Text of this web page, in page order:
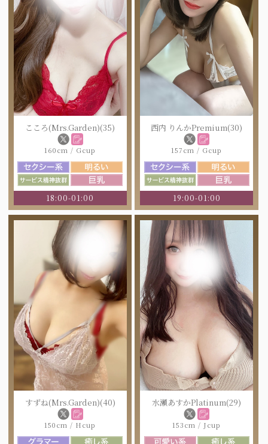
こころ(Mrs.Garden)(35)
160cm / Gcup
18:00-01:00
西内 りんかPremium(30)
157cm / Gcup
19:00-01:00
すずね(Mrs.Garden)(40)
150cm / Hcup
水瀬あすかPlatinum(29)
153cm / Jcup